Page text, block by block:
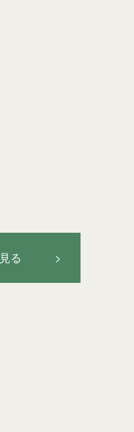
を見る >